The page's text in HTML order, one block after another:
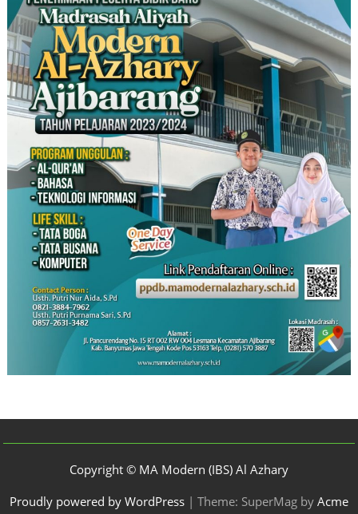
Copyright © MA Modern (IBS) Al Azhary
Proudly powered by WordPress | Theme: SuperMag by Acme